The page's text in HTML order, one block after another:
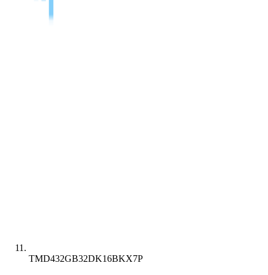
TMD432GB32DK16BKX7P